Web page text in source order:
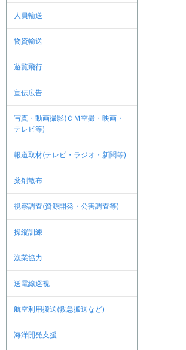
人員輸送
物資輸送
遊覧飛行
宣伝広告
写真・動画撮影(ＣＭ空撮・映画・
テレビ等)
報道取材(テレビ・ラジオ・新聞等)
薬剤散布
視察調査(資源開発・公害調査等)
操縦訓練
漁業協力
送電線巡視
航空利用搬送(救急搬送など)
海洋開発支援